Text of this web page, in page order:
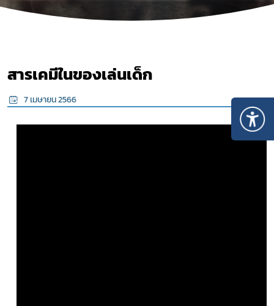
สารเคมีในของเล่นเด็ก
7 เมษายน 2566